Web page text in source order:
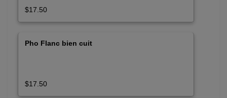
$17.50
Pho Flanc bien cuit
$17.50